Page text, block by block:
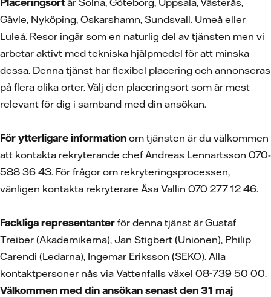
Placeringsort är Solna, Göteborg, Uppsala, Västerås,
Gävle, Nyköping, Oskarshamn, Sundsvall. Umeå eller
Luleå. Resor ingår som en naturlig del av tjänsten men vi
arbetar aktivt med tekniska hjälpmedel för att minska
dessa. Denna tjänst har flexibel placering och annonseras
på flera olika orter. Välj den placeringsort som är mest
relevant för dig i samband med din ansökan.
För ytterligare information om tjänsten är du välkommen
att kontakta rekryterande chef Andreas Lennartsson 070-
588 36 43. För frågor om rekryteringsprocessen,
vänligen kontakta rekryterare Åsa Vallin 070 277 12 46.
Fackliga representanter för denna tjänst är Gustaf
Treiber (Akademikerna), Jan Stigbert (Unionen), Philip
Carendi (Ledarna), Ingemar Eriksson (SEKO). Alla
kontaktpersoner nås via Vattenfalls växel 08-739 50 00.
Välkommen med din ansökan senast den 31 maj